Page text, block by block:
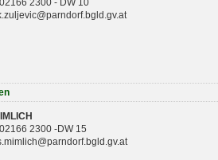
2300 - DW 10
2300 -DW 15